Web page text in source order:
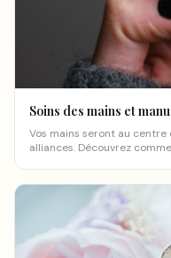
Soins des mains et
Vos mains seront au
alliances. Découvrez